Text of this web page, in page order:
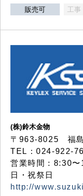
販売可 工事
(株)鈴木金物
〒963-8025 福
TEL：024-922-
営業時間：8:30
日・祝祭日
http://